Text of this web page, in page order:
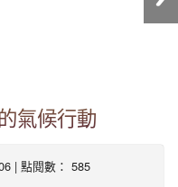
氣候行動
| 點閱數： 585